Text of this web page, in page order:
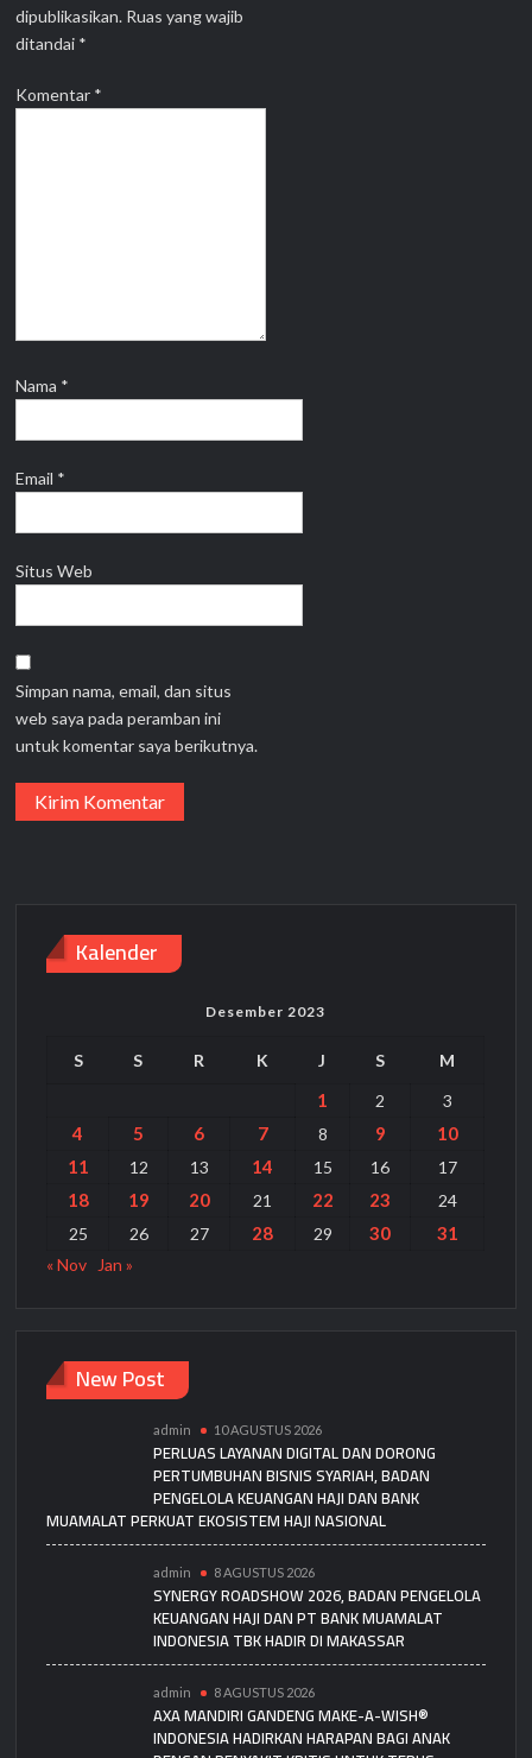
dipublikasikan. Ruas yang wajib
ditandai *
Komentar *
Nama *
Email *
Situs Web
Simpan nama, email, dan situs
web saya pada peramban ini
untuk komentar saya berikutnya.
Kalender
Desember 2023
S S R K J S M
1 2 3
4 5 6 7 8 9
10
11
12 13 14 15 16 17
18 19 20 21 22 23
24
25
26 27 28 29 30 31
« Nov Jan »
New Post
admin 10 AGUSTUS 2026
PERLUAS LAYANAN DIGITAL DAN DORONG
PERTUMBUHAN BISNIS SYARIAH, BADAN
PENGELOLA KEUANGAN HAJI DAN BANK
MUAMALAT PERKUAT EKOSISTEM HAJI NASIONAL
admin 8 AGUSTUS 2026
SYNERGY ROADSHOW 2026, BADAN PENGELOLA
KEUANGAN HAJI DAN PT BANK MUAMALAT
INDONESIA TBK HADIR DI MAKASSAR
admin 8 AGUSTUS 2026
AXA MANDIRI GANDENG MAKE-A-WISH®
INDONESIA HADIRKAN HARAPAN BAGI ANAK